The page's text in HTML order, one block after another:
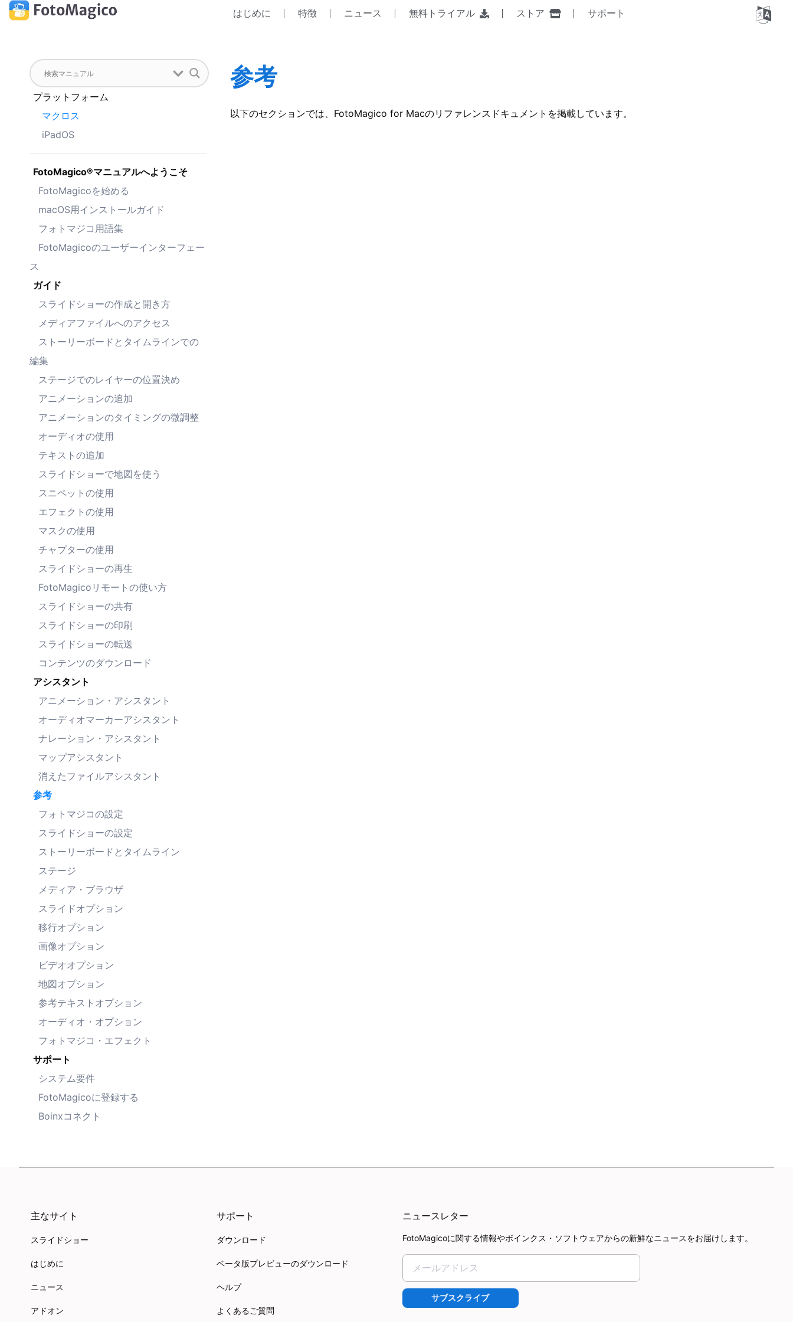
はじめに 特徴 ニュース 無料トライアル ストア サポート
プラットフォーム
マクロス
iPadOS
FotoMagico®マニュアルへようこそ
FotoMagicoを始める
macOS用インストールガイド
フォトマジコ用語集
FotoMagicoのユーザーインターフェー
ス
ガイド
スライドショーの作成と開き方
メディアファイルへのアクセス
ストーリーボードとタイムラインでの
編集
ステージでのレイヤーの位置決め
アニメーションの追加
アニメーションのタイミングの微調整
オーディオの使用
テキストの追加
スライドショーで地図を使う
スニペットの使用
エフェクトの使用
マスクの使用
チャプターの使用
スライドショーの再生
FotoMagicoリモートの使い方
スライドショーの共有
スライドショーの印刷
スライドショーの転送
コンテンツのダウンロード
アシスタント
アニメーション・アシスタント
オーディオマーカーアシスタント
ナレーション・アシスタント
マップアシスタント
消えたファイルアシスタント
参考
フォトマジコの設定
スライドショーの設定
ストーリーボードとタイムライン
ステージ
メディア・ブラウザ
スライドオプション
移行オプション
画像オプション
ビデオオプション
地図オプション
参考テキストオプション
オーディオ・オプション
フォトマジコ・エフェクト
サポート
システム要件
FotoMagicoに登録する
Boinxコネクト
参考
以下のセクションでは、FotoMagico for Macのリファレンスドキュメントを掲載しています。
主なサイト
スライドショー
はじめに
ニュース
アドオン
サポート
ダウンロード
ベータ版プレビューのダウンロード
ヘルプ
よくあるご質問
ニュースレター
FotoMagicoに関する情報やボインクス・ソフトウェアからの新鮮なニュースをお届けします。
サブスクライブ